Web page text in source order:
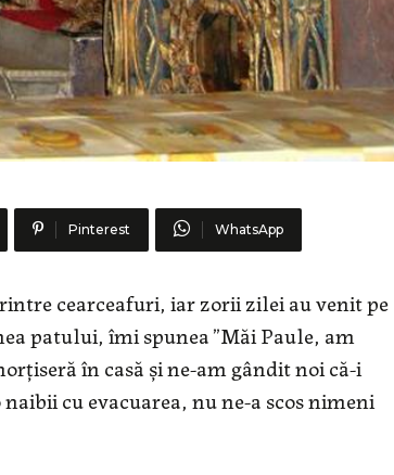
Pinterest WhatsApp
cearceafuri, iar zorii zilei au venit pe
patului, îmi spunea ”Măi Paule, am
în casă și ne-am gândit noi că-i
cu evacuarea, nu ne-a scos nimeni